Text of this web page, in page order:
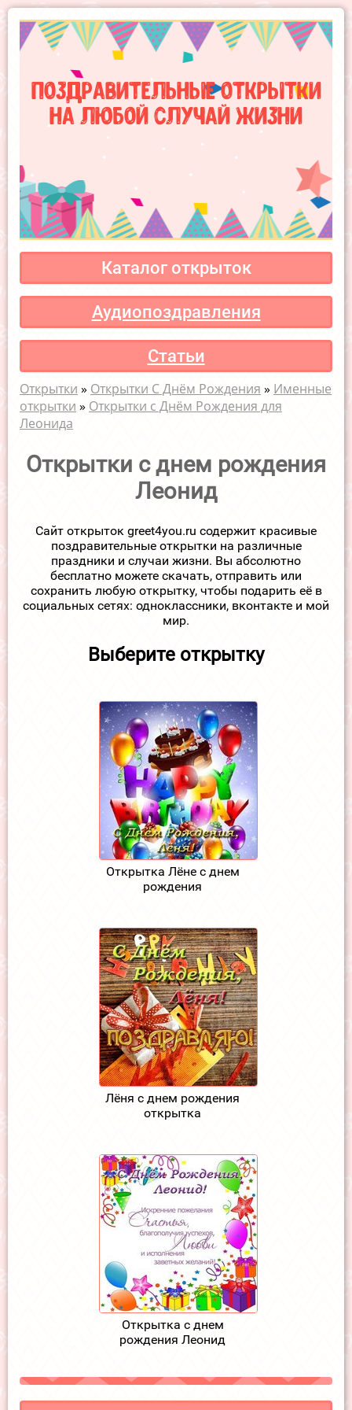
Поздравительные открытки
на любой случай жизни
Каталог открыток
Аудиопоздравления
Статьи
Открытки » Открытки С Днём Рождения » Именные
открытки » Открытки с Днём Рождения для
Леонида
Открытки с днем рождения
Леонид
Сайт открыток greet4you.ru содержит красивые
поздравительные открытки на различные
праздники и случаи жизни. Вы абсолютно
бесплатно можете скачать, отправить или
сохранить любую открытку, чтобы подарить её в
социальных сетях: одноклассники, вконтакте и мой
мир.
Выберите открытку
Открытка Лёне с днем
рождения
Лёня с днем рождения
открытка
Открытка с днем
рождения Леонид